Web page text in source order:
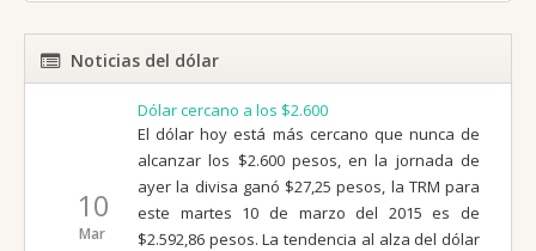
Noticias del dólar
10
Mar
Dólar cercano a los $2.600
El dólar hoy está más cercano que nunca de
alcanzar los $2.600 pesos, en la jornada de
ayer la divisa ganó $27,25 pesos, la TRM para
este martes 10 de marzo del 2015 es de
$2.592,86 pesos. La tendencia al alza del dólar